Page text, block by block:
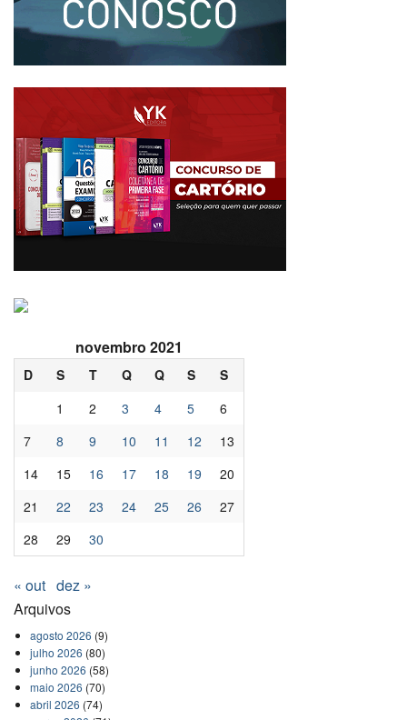
novembro 2021
D S T Q Q S
S
1
2 3 4 5
6
7
8 9 10 11 12
13
14
15 16 17 18 19
20
21
22 23 24 25 26
27
28
29 30
« out dez »
Arquivos
agosto 2026 (9)
julho 2026 (80)
junho 2026 (58)
maio 2026 (70)
abril 2026 (74)